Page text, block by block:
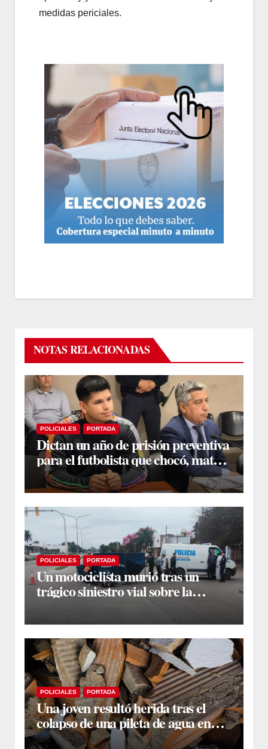
medidas periciales.
NOTAS RELACIONADAS
POLICIALES PORTADA
Dictan un año de prisión preventiva
para el futbolista que chocó, mató y
huyó en la Capital
POLICIALES PORTADA
Un motociclista murió tras un
trágico siniestro vial sobre la
avenida Lugones
POLICIALES PORTADA
Una joven resultó herida tras el
colapso de una pileta de agua en
Colonia El Simbolar